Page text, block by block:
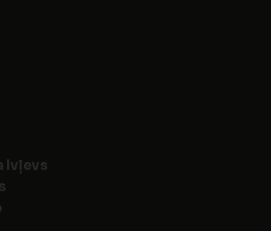
Ivļevs